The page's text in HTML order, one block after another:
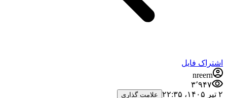
اشتراک فایل
nreern
۳٬۹۴۷
۲ تیر ۱۴۰۵،‏ ۲۲:۳۵
علامت گذاری